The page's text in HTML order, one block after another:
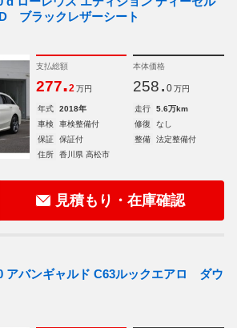
ブラックレザーシート
支払総額
277.2 万円
本体価格
258. 0 万円
年式 2018年 走行
5.6万km
車検
車検整備付 修復
なし
保証
保証付 整備
法定整備付
住所
香川県 高松市
見積もり・在庫確認
アバンギャルド C63ルックエアロ ダウ